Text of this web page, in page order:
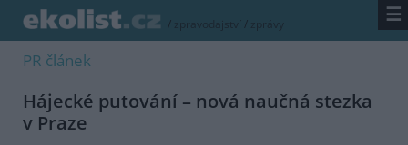
/ zpravodajství / zprávy ☰
PR článek
Hájecké putování – nová naučná stezka
v Praze